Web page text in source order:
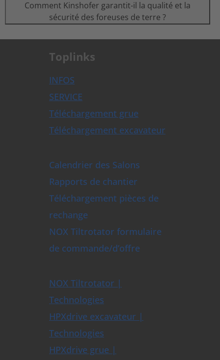
Comment Kinshofer garantit-il la qualité et la
sécurité des foreuses de terre ?
Toplinks
INFOS
SERVICE
Téléchargement grue
Téléchargement excavateur
Calendrier des Salons
Rapports de chantier
Téléchargement pièces de
rechange
NOX Tiltrotator formulaire
de commande/d’offre
NOX Tiltrotator |
Technologies
HPXdrive excavateur |
Technologies
HPXdrive grue |